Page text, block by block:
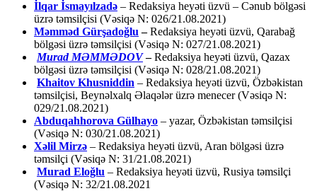
İlqar İsmayılzadə – Redaksiya heyəti üzvü – Cənub bölgəsi
üzrə təmsilçisi (Vəsiqə N: 026/21.08.2021)
Məmməd Gürşadoğlu –Redaksiya heyəti üzvü, Qarabağ
bölgəsi üzrə təmsilçisi (Vəsiqə N: 027/21.08.2021)
Murad MƏMMƏDOV –Redaksiya heyəti üzvü, Qazax
bölgəsi üzrə təmsilçisi (Vəsiqə N: 028/21.08.2021)
Khaitov Khusniddin – Redaksiya heyəti üzvü, Özbəkistan
təmsilçisi, Beynəlxalq Əlaqələr üzrə menecer (Vəsiqə N:
029/21.08.2021)
Abduqahhorova Gülhayo – yazar, Özbəkistan təmsilçisi
(Vəsiqə N: 030/21.08.2021)
Xəlil Mirzə – Redaksiya heyəti üzvü, Aran bölgəsi üzrə
təmsilçi (Vəsiqə N: 31/21.08.2021)
Murad Eloğlu – Redaksiya heyəti üzvü, Rusiya təmsilçi
(Vəsiqə N: 32/21.08.2021